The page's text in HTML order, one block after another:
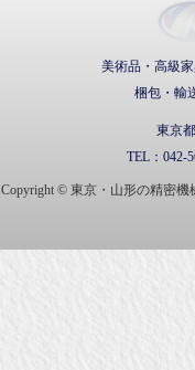
美術品・高級
梱包・輸
東京
TEL： 042-
Copyright © 東京・山形の精密